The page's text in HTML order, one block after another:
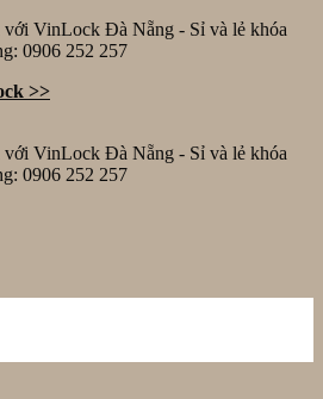
với VinLock Đà Nẵng - Sỉ và lẻ khóa
0906 252 257
>>
với VinLock Đà Nẵng - Sỉ và lẻ khóa
0906 252 257